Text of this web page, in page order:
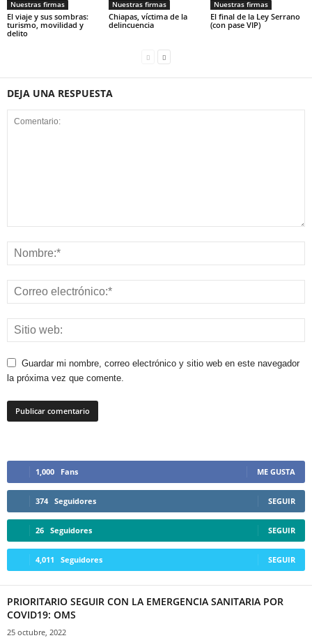
Nuestras firmas
El viaje y sus sombras:
turismo, movilidad y
delito
Nuestras firmas
Chiapas, víctima de la
delincuencia
Nuestras firmas
El final de la Ley Serrano
(con pase VIP)
DEJA UNA RESPUESTA
Guardar mi nombre, correo electrónico y sitio web en este navegador
la próxima vez que comente.
1,000 Fans ME GUSTA
374 Seguidores SEGUIR
26 Seguidores SEGUIR
4,011 Seguidores SEGUIR
PRIORITARIO SEGUIR CON LA EMERGENCIA SANITARIA POR
COVID19: OMS
25 octubre, 2022